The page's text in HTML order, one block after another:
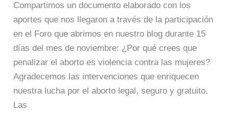
Compartimos un documento elaborado con los
aportes que nos llegaron a través de la participación
en el Foro que abrimos en nuestro blog durante 15
días del mes de noviembre: ¿Por qué crees que
penalizar el aborto es violencia contra las mujeres?
Agradecemos las intervenciones que enriquecen
nuestra lucha por el aborto legal, seguro y gratuito.
Las
por
la
Eliminación
de
la
Violencia
contra
las